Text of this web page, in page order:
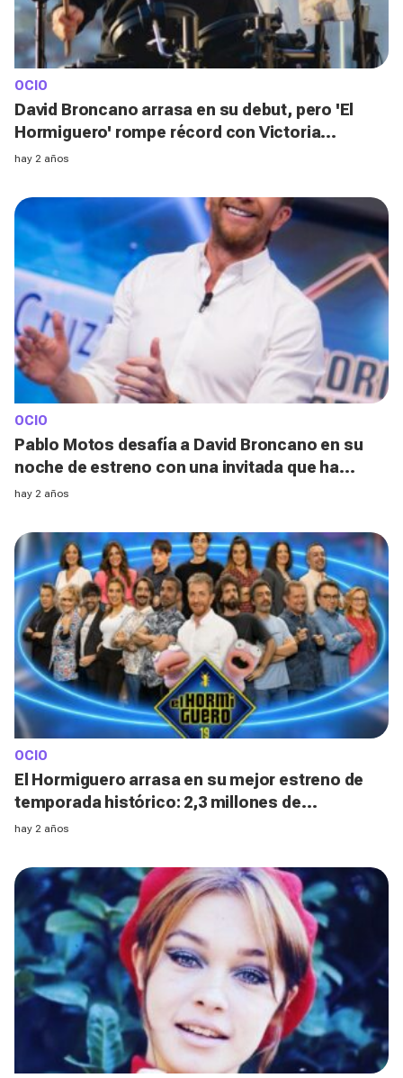
OCIO
David Broncano arrasa en su debut, pero 'El
Hormiguero' rompe récord con Victoria
Federica y hunde a 'Babylon Show'
hay 2 años
OCIO
Pablo Motos desafía a David Broncano en su
noche de estreno con una invitada que ha
dejado a todos sin palabras
hay 2 años
OCIO
El Hormiguero arrasa en su mejor estreno de
temporada histórico: 2,3 millones de
espectadores y un 21% de share
hay 2 años